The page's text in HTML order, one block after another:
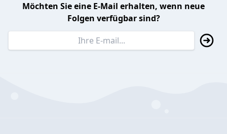
Möchten Sie eine E-Mail erhalten, wenn neue
Folgen verfügbar sind?